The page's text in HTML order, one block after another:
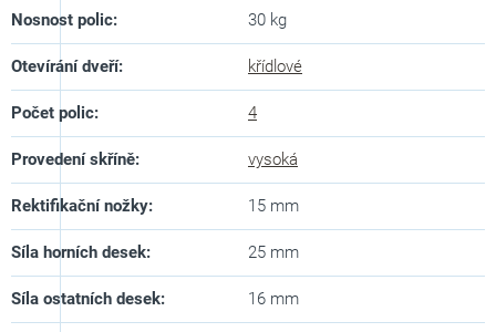
Nosnost polic: 30 kg
Otevírání dveří: křídlové
Počet polic: 4
Provedení skříně: vysoká
Rektifikační nožky: 15 mm
Síla horních desek: 25 mm
Síla ostatních desek: 16 mm